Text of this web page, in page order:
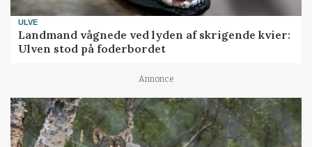
ULVE
Landmand vågnede ved lyden af skrigende kvier:
Ulven stod på foderbordet
Annonce